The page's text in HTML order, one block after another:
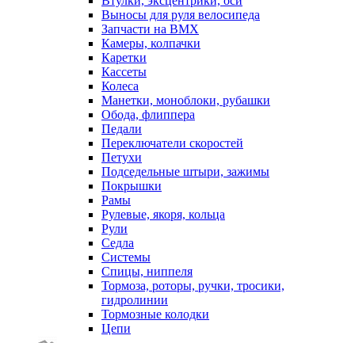
Выносы для руля велосипеда
Запчасти на BMX
Камеры, колпачки
Каретки
Кассеты
Колеса
Манетки, моноблоки, рубашки
Обода, флиппера
Педали
Переключатели скоростей
Петухи
Подседельные штыри, зажимы
Покрышки
Рамы
Рулевые, якоря, кольца
Рули
Седла
Системы
Спицы, ниппеля
Тормоза, роторы, ручки, тросики,
гидролинии
Тормозные колодки
Цепи